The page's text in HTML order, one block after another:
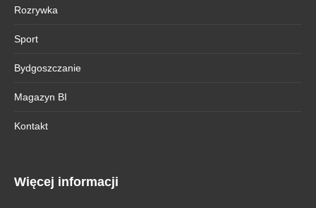
Rozrywka
Sport
Bydgoszczanie
Magazyn BI
Kontakt
Więcej informacji